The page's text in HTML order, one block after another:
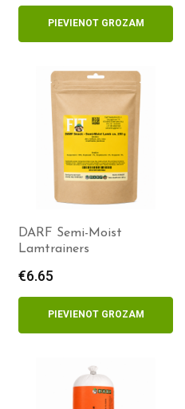
PIEVIENOT GROZAM
DARF Semi-Moist
Lamtrainers
€6.65
PIEVIENOT GROZAM